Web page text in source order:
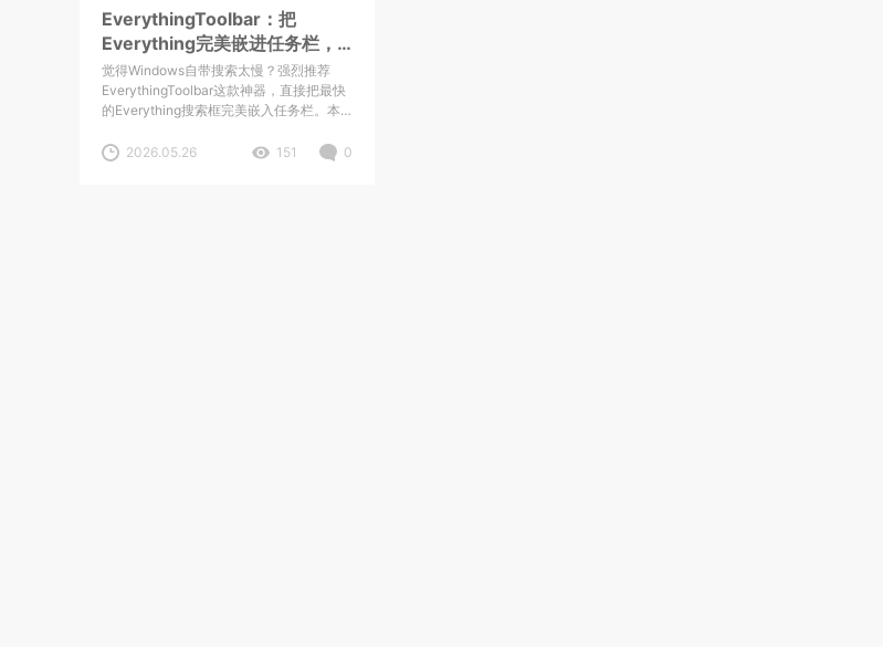
EverythingToolbar：把
Everything完美嵌进任务栏，
这才叫真正的全局秒搜
觉得Windows自带搜索太慢？强烈推荐
EverythingToolbar这款神器，直接把最快
的Everything搜索框完美嵌入任务栏。本
下载地址。
2026.05.26 151 0